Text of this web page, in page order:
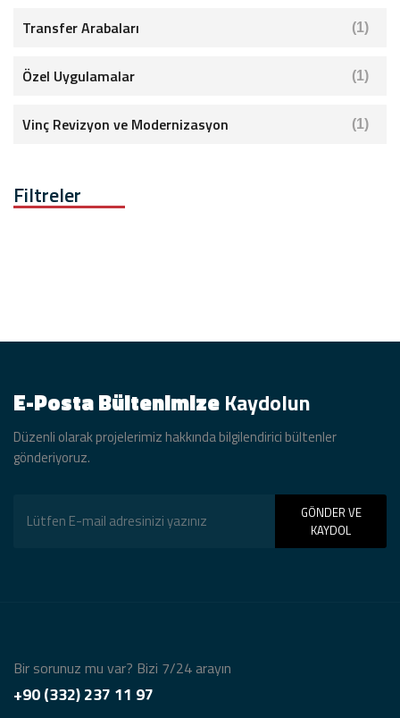
Transfer Arabaları (1)
Özel Uygulamalar (1)
Vinç Revizyon ve Modernizasyon (1)
Filtreler
E-Posta BültenimizeKaydolun
Düzenli olarak projelerimiz hakkında bilgilendirici bültenler
gönderiyoruz.
GÖNDER VE
KAYDOL
Bir sorunuz mu var? Bizi 7/24 arayın
+90 (332) 237 11 97